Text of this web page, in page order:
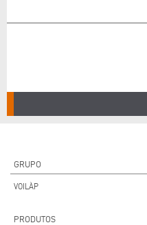
GRUPO
VOILÀP
PRODUTOS